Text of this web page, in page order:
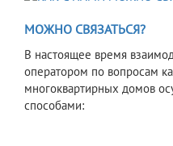
МОЖНО СВЯЗАТЬСЯ?
В настоящее время
оператором по вопросам
многоквартирных домов
способами: